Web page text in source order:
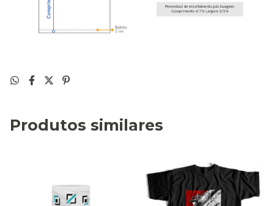
Produtos similares